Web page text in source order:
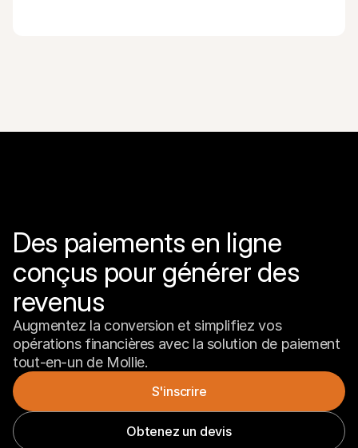
Des paiements en ligne
conçus pour générer des
revenus
Augmentez la conversion et simplifiez vos
opérations financières avec la solution de paiement
tout-en-un de Mollie.
S'inscrire
Obtenez un devis